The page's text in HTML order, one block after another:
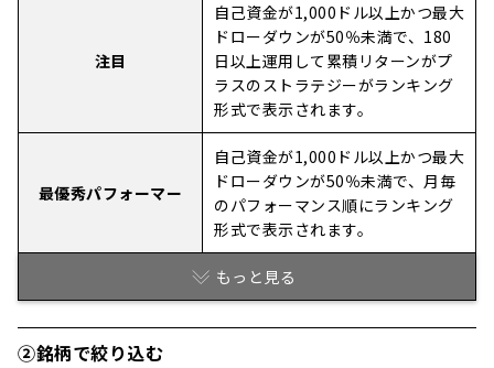
注目
自己資金が1,000ドル以上かつ最大
ドローダウンが50％未満で、180
日以上運用して累積リターンがプ
ラスのストラテジーがランキング
形式で表示されます。
最優秀パフォーマー
自己資金が1,000ドル以上かつ最大
ドローダウンが50％未満で、月毎
のパフォーマンス順にランキング
形式で表示されます。
もっと見る
②銘柄で絞り込む